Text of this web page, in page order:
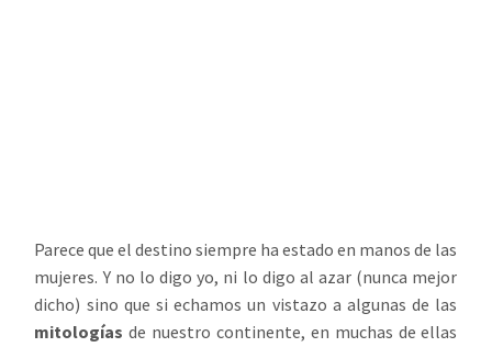
Parece que el destino siempre ha estado en manos de las
mujeres. Y no lo digo yo, ni lo digo al azar (nunca mejor
dicho) sino que si echamos un vistazo a algunas de las
mitologías de nuestro continente, en muchas de ellas